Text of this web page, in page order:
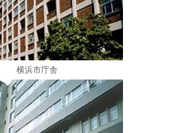
横浜市庁舎